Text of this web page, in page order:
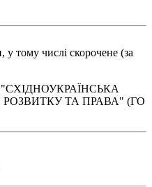
тому числі скорочене (за
ТА ПРАВА" (ГО